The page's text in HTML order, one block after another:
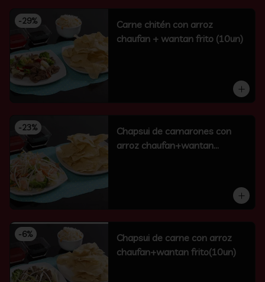
-29%
Carne chitén con arroz
chaufan + wantan frito (10un)
-23%
Chapsui de camarones con
arroz chaufan+wantan
-6%
Chapsui de carne con arroz
chaufan+wantan frito(10un)